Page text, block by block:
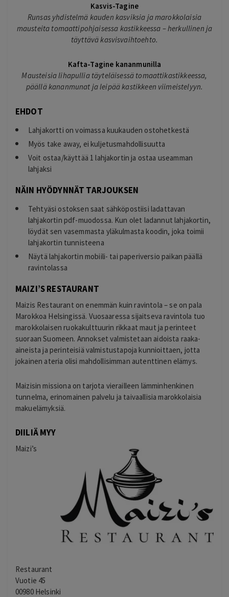
Kasvis-Tagine
Runsas yhdistelmä kauden kasviksia ja marokkolaisia
mausteita tomaattipohjaisessa kastikkeessa – herkullinen ja
täyttävä kasvisvaihtoehto.
Kafta-Tagine kananmunilla
Mausteisia lihapullia täyteläisessä tomaattikastikkeessa,
päällä kananmunat ja leipää kastikkeen viimeistelyyn.
EHDOT
Lahjakortti on voimassa kuukauden ostohetkestä
Myös take away, ei kuljetusmahdollisuutta
Voit ostaa/käyttää 1 lahjakortin ja ostaa useamman
lahjaksi
NÄIN HYÖDYNNÄT TARJOUKSEN
Tehtyäsi ostoksen saat sähköpostiisi ladattavan
lahjakortin pdf-muodossa. Kun olet ladannut lahjakortin,
löydät sen vasemmasta yläkulmasta koodin, joka toimii
lahjakortin tunnisteena
Näytä lahjakortin mobiili- tai paperiversio paikan päällä
ravintolassa
MAIZI’S RESTAURANT
Maizis Restaurant on enemmän kuin ravintola – se on pala
Marokkoa Helsingissä. Vuosaaressa sijaitseva ravintola tuo
marokkolaisen ruokakulttuurin rikkaat maut ja perinteet
suoraan Suomeen. Annokset valmistetaan aidoista raaka-
aineista ja perinteisiä valmistustapoja kunnioittaen, jotta
jokainen ateria olisi mahdollisimman autenttinen elämys.
Maizisin missiona on tarjota vierailleen lämminhenkinen
tunnelma, erinomainen palvelu ja taivaallisia marokkolaisia
makuelämyksiä.
DIILIÄ MYY
Maizi’s
Restaurant
Vuotie 45
00980 Helsinki